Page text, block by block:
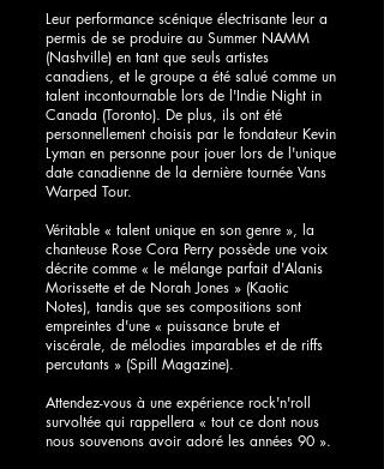
Leur performance scénique électrisante leur a
permis de se produire au Summer NAMM
(Nashville) en tant que seuls artistes
canadiens, et le groupe a été salué comme un
talent incontournable lors de l'Indie Night in
Canada (Toronto). De plus, ils ont été
personnellement choisis par le fondateur Kevin
Lyman en personne pour jouer lors de l'unique
date canadienne de la dernière tournée Vans
Warped Tour.
Véritable « talent unique en son genre », la
chanteuse Rose Cora Perry possède une voix
décrite comme « le mélange parfait d'Alanis
Morissette et de Norah Jones » (Kaotic
Notes), tandis que ses compositions sont
empreintes d'une « puissance brute et
viscérale, de mélodies imparables et de riffs
percutants » (Spill Magazine).
Attendez-vous à une expérience rock'n'roll
survoltée qui rappellera « tout ce dont nous
nous souvenons avoir adoré les années 90 ».